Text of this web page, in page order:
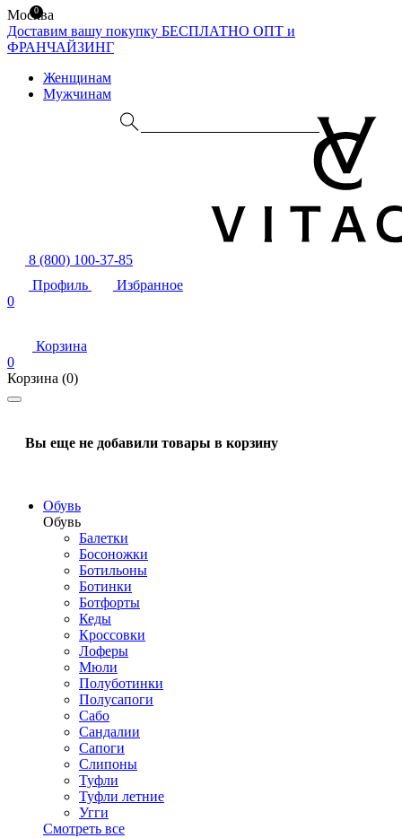
Москва
Доставим вашу покупку БЕСПЛАТНО ОПТ и
ФРАНЧАЙЗИНГ
Женщинам
Мужчинам
8 (800) 100-37-85
Профиль
Избранное
0
Корзина
0
Корзина (0)
Вы еще не добавили товары в корзину
Обувь
Обувь
Балетки
Босоножки
Ботильоны
Ботинки
Ботфорты
Кеды
Кроссовки
Лоферы
Мюли
Полуботинки
Полусапоги
Сабо
Сандалии
Сапоги
Слипоны
Туфли
Туфли летние
Угги
Смотреть все
0